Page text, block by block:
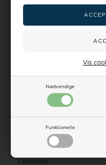
Nødvendige
Funktionelle
Vis
Kalveskind
Anbefalet til
Skuldertaske
Crossover